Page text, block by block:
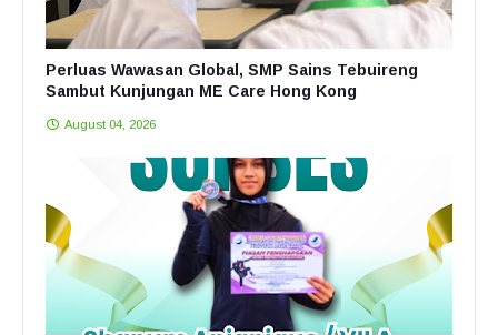
Perluas Wawasan Global, SMP Sains Tebuireng
Sambut Kunjungan ME Care Hong Kong
August 04, 2026